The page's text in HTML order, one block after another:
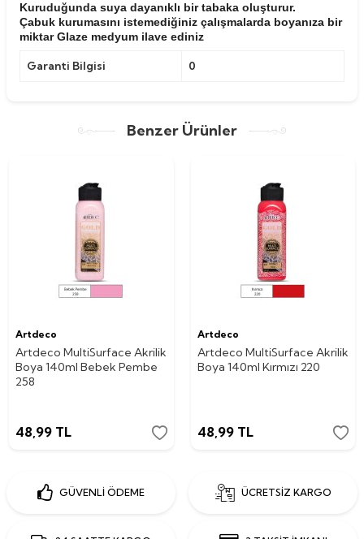
Kuruduğunda suya dayanıklı bir tabaka oluşturur.
Çabuk kurumasını istemediğiniz çalışmalarda boyanıza bir
miktar Glaze medyum ilave ediniz
Garanti Bilgisi 0
Benzer Ürünler
Artdeco
Artdeco MultiSurface Akrilik
Boya 140ml Bebek Pembe
258
48,99 TL
Artdeco
Artdeco MultiSurface Akrilik
Boya 140ml Kırmızı 220
48,99TL
GÜVENLİ ÖDEME ÜCRETSİZ KARGO